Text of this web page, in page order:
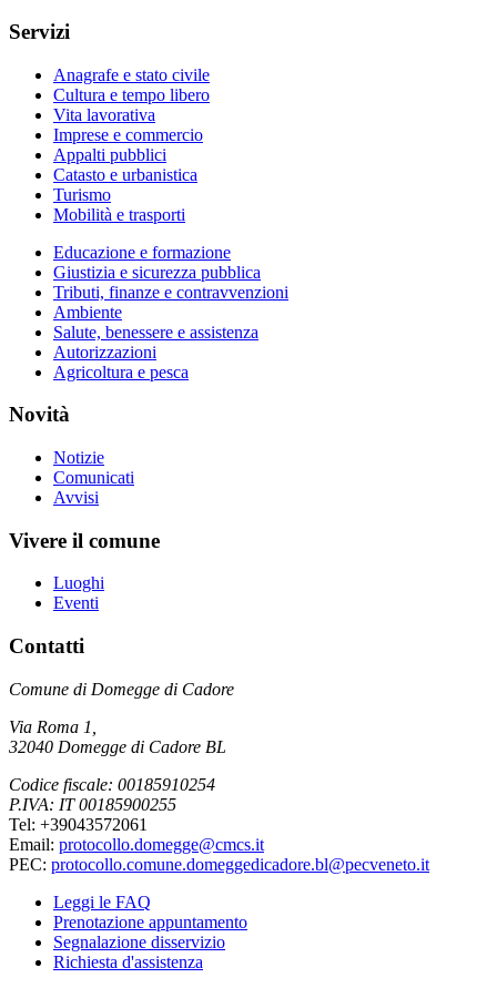
Servizi
Anagrafe e stato civile
Cultura e tempo libero
Vita lavorativa
Imprese e commercio
Appalti pubblici
Catasto e urbanistica
Turismo
Mobilità e trasporti
Educazione e formazione
Giustizia e sicurezza pubblica
Tributi, finanze e contravvenzioni
Ambiente
Salute, benessere e assistenza
Autorizzazioni
Agricoltura e pesca
Novità
Notizie
Comunicati
Avvisi
Vivere il comune
Luoghi
Eventi
Contatti
Comune di Domegge di Cadore
Via Roma 1,
32040 Domegge di Cadore BL
Codice fiscale: 00185910254
P.IVA: IT 00185900255
Tel: +39043572061
Email: protocollo.domegge@cmcs.it
PEC: protocollo.comune.domeggedicadore.bl@pecveneto.it
Leggi le FAQ
Prenotazione appuntamento
Segnalazione disservizio
Richiesta d'assistenza